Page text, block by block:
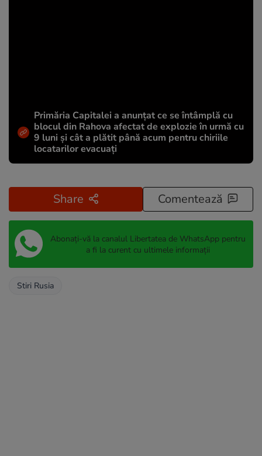
Primăria Capitalei a anunțat ce se întâmplă cu
blocul din Rahova afectat de explozie în urmă cu
9 luni și cât a plătit până acum pentru chiriile
locatarilor evacuați
Share Comentează
Abonați-vă la canalul Libertatea de WhatsApp pentru
a fi la curent cu ultimele informații
Stiri Rusia